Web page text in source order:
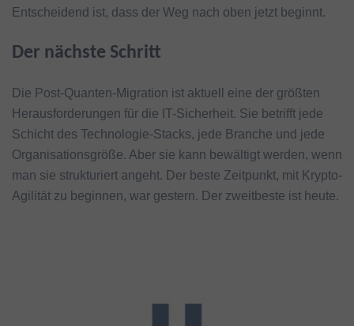
Entscheidend ist, dass der Weg nach oben jetzt beginnt.
Der nächste Schritt
Die Post-Quanten-Migration ist aktuell eine der größten
Herausforderungen für die IT-Sicherheit. Sie betrifft jede
Schicht des Technologie-Stacks, jede Branche und jede
Organisationsgröße. Aber sie kann bewältigt werden, wenn
man sie strukturiert angeht. Der beste Zeitpunkt, mit Krypto-
Agilität zu beginnen, war gestern. Der zweitbeste ist heute.